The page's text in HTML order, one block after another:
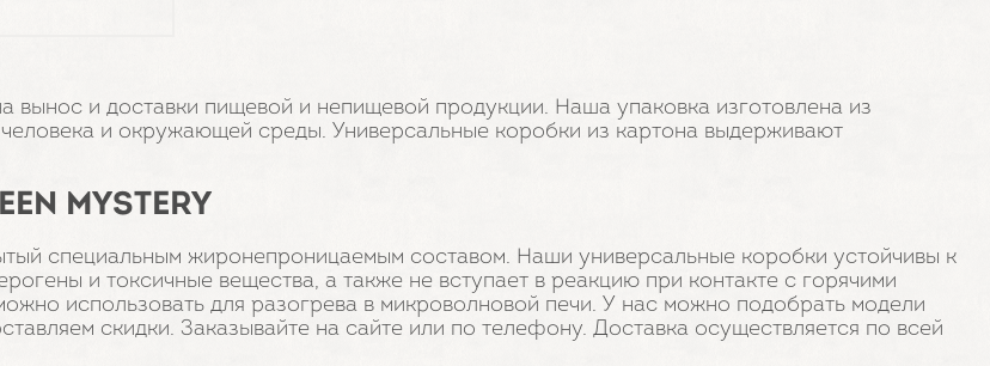
вынос и доставки пищевой и непищевой продукции. Наша упаковка изготовлена из
и окружающей среды. Универсальные коробки из картона выдерживают
MYSTERY
специальным жиронепроницаемым составом. Наши универсальные коробки устойчивы к
и токсичные вещества, а также не вступает в реакцию при контакте с горячими
использовать для разогрева в микроволновой печи. У нас можно подобрать модели
скидки. Заказывайте на сайте или по телефону. Доставка осуществляется по всей